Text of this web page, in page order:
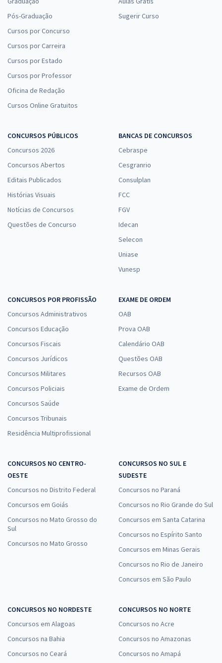
Pós-Graduação
Cursos por Concurso
Cursos por Carreira
Cursos por Estado
Cursos por Professor
Oficina de Redação
Cursos Online Gratuitos
Sugerir Curso
CONCURSOS PÚBLICOS
Concursos 2026
Concursos Abertos
Editais Publicados
Histórias Visuais
Notícias de Concursos
Questões de Concurso
BANCAS DE CONCURSOS
Cebraspe
Cesgranrio
Consulplan
FCC
FGV
Idecan
Selecon
Uniase
Vunesp
CONCURSOS POR PROFISSÃO
Concursos Administrativos
Concursos Educação
Concursos Fiscais
Concursos Jurídicos
Concursos Militares
Concursos Policiais
Concursos Saúde
Concursos Tribunais
Residência Multiprofissional
EXAME DE ORDEM
OAB
Prova OAB
Calendário OAB
Questões OAB
Recursos OAB
Exame de Ordem
CONCURSOS NO CENTRO-
OESTE
Concursos no Distrito Federal
Concursos em Goiás
Concursos no Mato Grosso do
Sul
Concursos no Mato Grosso
CONCURSOS NO SUL E
SUDESTE
Concursos no Paraná
Concursos no Rio Grande do Sul
Concursos em Santa Catarina
Concursos no Espírito Santo
Concursos em Minas Gerais
Concursos no Rio de Janeiro
Concursos em São Paulo
CONCURSOS NO NORDESTE
Concursos em Alagoas
Concursos na Bahia
Concursos no Ceará
CONCURSOS NO NORTE
Concursos no Acre
Concursos no Amazonas
Concursos no Amapá